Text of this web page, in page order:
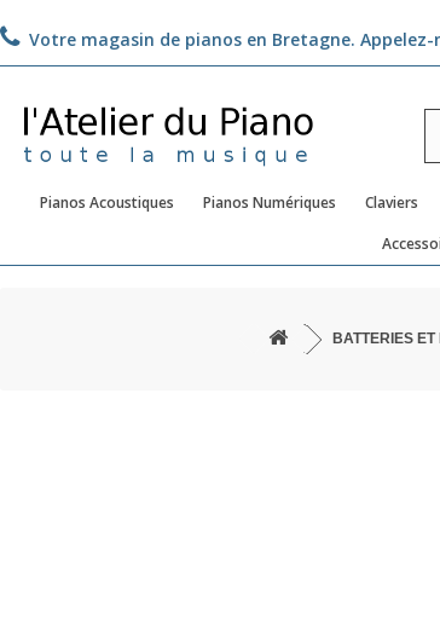
Votre magasin de pianos en Bretagne. Appelez-
Pianos Acoustiques Pianos Numériques Claviers
BATTERIES